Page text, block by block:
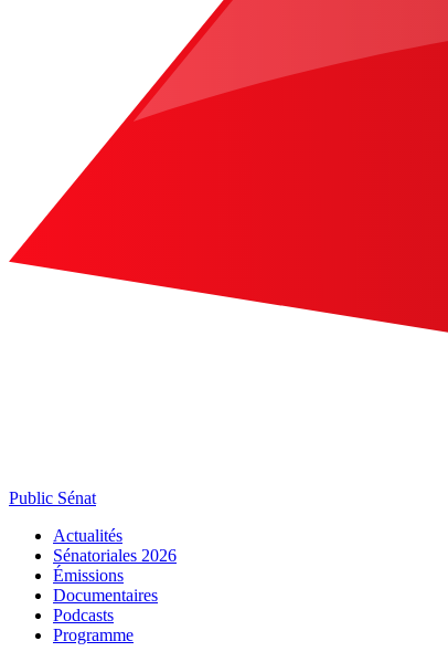
Public Sénat
Actualités
Sénatoriales 2026
Émissions
Documentaires
Podcasts
Programme